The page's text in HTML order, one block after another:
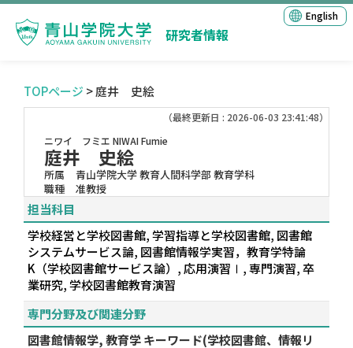
研究者情報
English
TOPページ > 庭井 史絵
（最終更新日 : 2026-06-03 23:41:48）
ニワイ フミエ NIWAI Fumie
庭井 史絵
所属
青山学院大学 教育人間科学部 教育学科
職種
准教授
担当科目
学校経営と学校図書館, 学習指導と学校図書館, 図書館
システムサービス論, 図書館情報学実習，教育学特論
K（学校図書館サービス論）, 応用演習Ⅰ, 専門演習, 卒
業研究, 学校図書館教育演習
専門分野及び関連分野
図書館情報学, 教育学 キーワード(学校図書館、情報リ